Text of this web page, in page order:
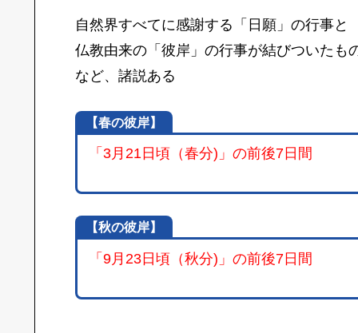
自然界すべてに感謝する「日願」の行事と
仏教由来の「彼岸」の行事が結びついたも
など、諸説ある
【春の彼岸】
「3月21日頃（春分)」の前後7日間
【秋の彼岸】
「9月23日頃（秋分)」の前後7日間